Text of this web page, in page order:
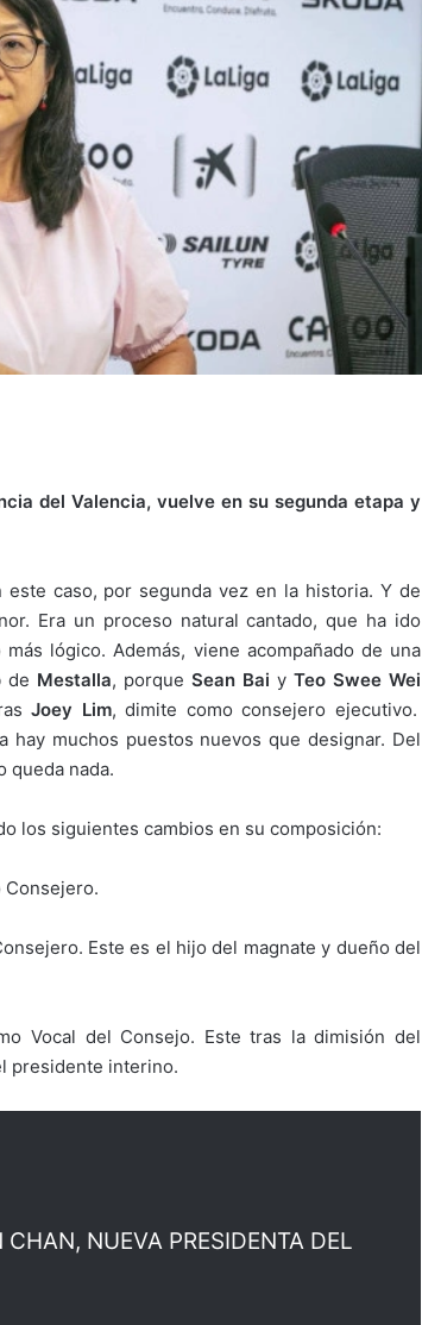
del Valencia, vuelve en su segunda etapa y
caso, por segunda vez en la historia. Y de
Era un proceso natural cantado, que ha ido
lógico. Además, viene acompañado de una
de Mestalla, porque Sean Bai y Teo Swee Wei
Joey Lim, dimite como consejero ejecutivo.
hay muchos puestos nuevos que designar. Del
queda nada.
los siguientes cambios en su composición:
Consejero.
Este es el hijo del magnate y dueño del
Vocal del Consejo. Este tras la dimisión del
presidente interino.
NUEVA PRESIDENTA DEL